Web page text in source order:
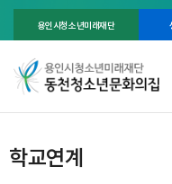
용인시청소년미래재단
학교연계